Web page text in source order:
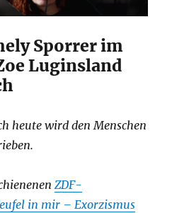
Sporrer im
Luginsland
heute wird den Menschen
ZDF-
in mir – Exorzismus